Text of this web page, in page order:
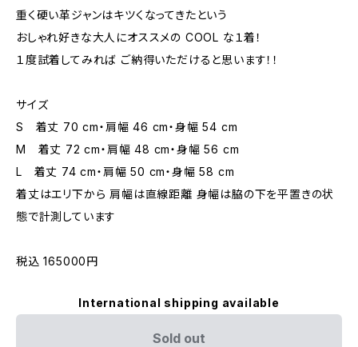
重く硬い革ジャンはキツくなってきたという
おしゃれ好きな大人にオススメの COOL な１着！
１度試着してみれば ご納得いただけると思います！！
サイズ
S 着丈 70 cm・肩幅 46 cm・身幅 54 cm
M 着丈 72 cm・肩幅 48 cm・身幅 56 cm
L 着丈 74 cm・肩幅 50 cm・身幅 58 cm
着丈はエリ下から 肩幅は直線距離 身幅は脇の下を平置きの状
態で計測しています
税込 165000円
International shipping available
Sold out